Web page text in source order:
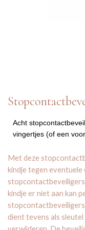
Acht
vingertjes (of een
Met deze
kindje tegen eventuele
kindje er niet aan kan
dient tevens als